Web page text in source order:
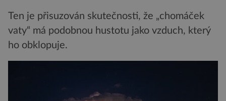
Ten je přisuzován skutečnosti, že „chomáček
vaty“ má podobnou hustotu jako vzduch, který
ho obklopuje.